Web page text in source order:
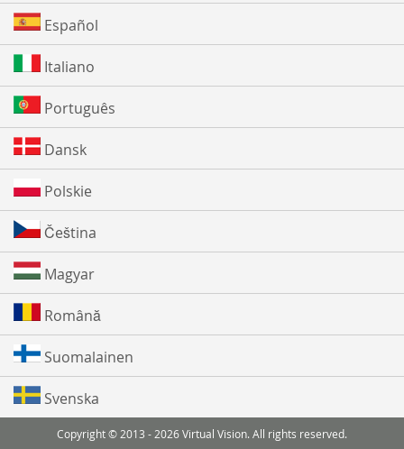
Español
Italiano
Português
Dansk
Polskie
Čeština
Magyar
Română
Suomalainen
Svenska
Copyright © 2013 - 2026 Virtual Vision. All rights reserved.